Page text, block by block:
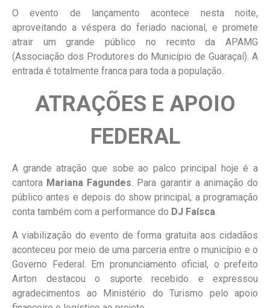
O evento de lançamento acontece nesta noite,
aproveitando a véspera do feriado nacional, e promete
atrair um grande público no recinto da APAMG
(Associação dos Produtores do Município de Guaraçaí). A
entrada é totalmente franca para toda a população.
ATRAÇÕES E APOIO
FEDERAL
A grande atração que sobe ao palco principal hoje é a
cantora Mariana Fagundes. Para garantir a animação do
público antes e depois do show principal, a programação
conta também com a performance do DJ Faísca.
A viabilização do evento de forma gratuita aos cidadãos
aconteceu por meio de uma parceria entre o município e o
Governo Federal. Em pronunciamento oficial, o prefeito
Airton destacou o suporte recebido e expressou
agradecimentos ao Ministério do Turismo pelo apoio